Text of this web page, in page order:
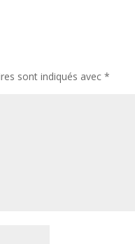
sont indiqués avec*